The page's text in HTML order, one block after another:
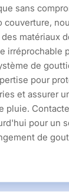
sans
couverture,
matériaux
irréprochable
de
pour
et assurer
pluie.
pour un
de